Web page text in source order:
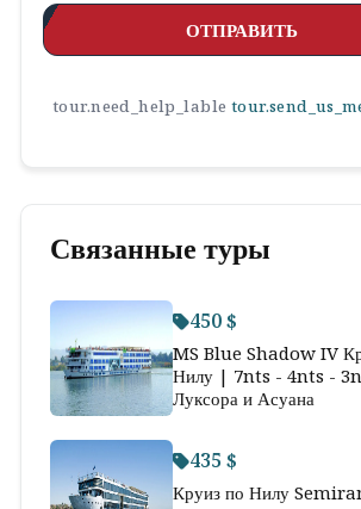
ОТПРАВИТЬ
tour.need_help_lable
Связанные туры
450 $
MS Blue Shadow IV
Нилу | 7nts - 4nts -
Луксора и Асуана
435 $
Круиз по Нилу